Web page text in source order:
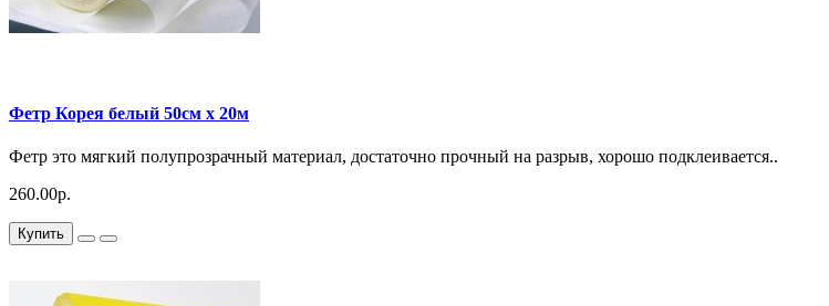
Фетр Корея белый 50см x 20м
Фетр это мягкий полупрозрачный материал, достаточно прочный на разрыв, хорошо подклеивается..
260.00р.
Купить